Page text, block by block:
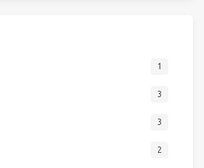
1
3
3
2